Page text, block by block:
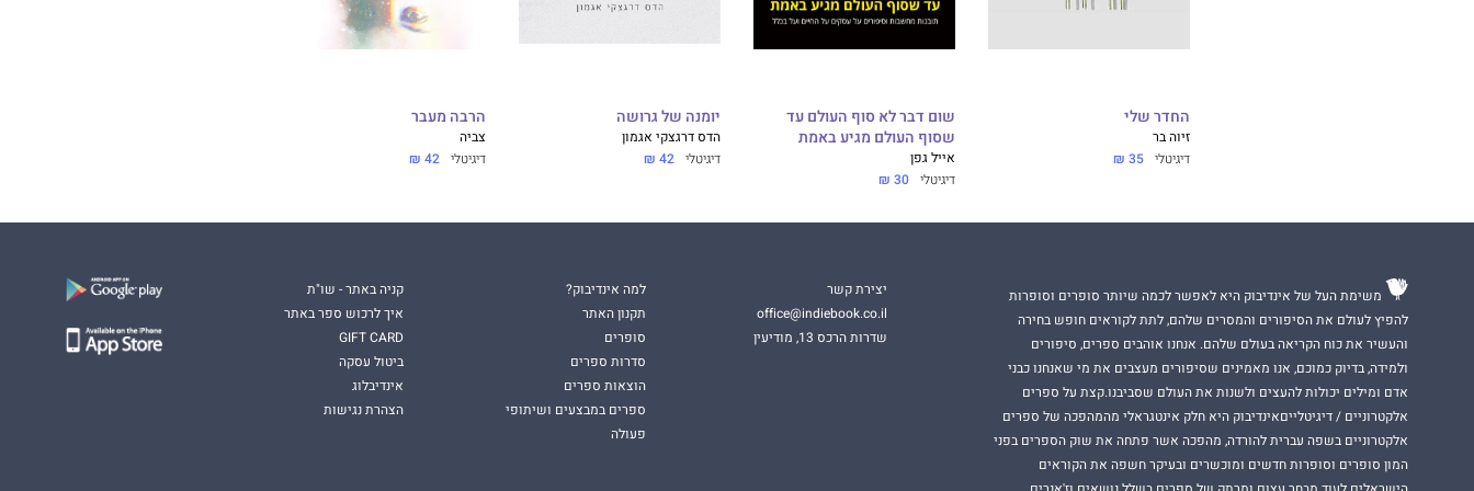
החדר שלי
זיוה בר
דיגיטלי 35 ₪
שום דבר לא סוף העולם עד
שסוף העולם מגיע באמת
אייל גפן
דיגיטלי 30 ₪
יומנה של גרושה
הדס דרגצקי אגמון
דיגיטלי 42 ₪
הרבה מעבר
צביה
דיגיטלי 42 ₪
משימת העל של אינדיבוק היא לאפשר לכמה שיותר סופרים וסופרות
להפיץ לעולם את הסיפורים והמסרים שלהם, לתת לקוראים חופש בחירה
והעשיר את כוח הקריאה בעולם שלהם. אנחנו אוהבים ספרים, סיפורים
ולמידה, בדיוק כמוכם, אנו מאמינים שסיפורים מעצבים את מי שאנחנו כבני
אדם ומילים יכולות להעצים ולשנות את העולם שסביבנו.קצת על ספרים
אלקטרוניים / דיגיטלייםאינדיבוק היא חלק אינטגראלי מהמהפכה של ספרים
אלקטרוניים בשפה עברית להורדה, מהפכה אשר פתחה את שוק הספרים בפני
המון סופרים וסופרות חדשים ומוכשרים ובעיקר חשפה את הקוראים
יצירת קשר
office@indiebook.co.il
שדרות הרכס 13, מודיעין
למה אינדיבוק?
תקנון האתר
סופרים
סדרות ספרים
הוצאות ספרים
ספרים במבצעים ושיתופי
פעולה
קניה באתר - שו"ת
איך לרכוש ספר באתר
GIFT CARD
ביטול עסקה
אינדיבלוג
הצהרת נגישות